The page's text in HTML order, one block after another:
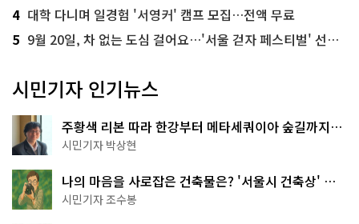
4 대학 다니며 일경험 '서영커' 캠프 모집…전액 무료
5 9월 20일, 차 없는 도심 걸어요…'서울 걷자 페스티벌' 선착순 5천명
시민기자 인기뉴스
주황색 리본 따라 한강부터 메타세쿼이아 숲길까지…
서울둘레길 15코스
시민기자 박상현
나의 마음을 사로잡은 건축물은? '서울시 건축상' 수
상작 공개!
시민기자 조수봉